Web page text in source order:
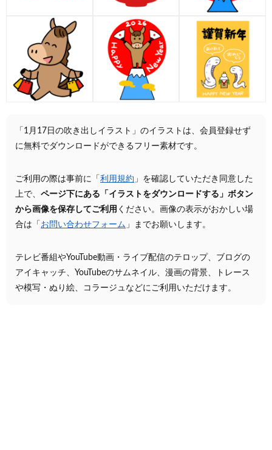
「1月17日の吹き出しイラスト」のイラストは、会員登録せず
に無料でダウンロードができるフリー素材です。
ご利用の際は事前に「 利用規約 」を確認していただき同意した
上で、 ページ下にある「イラストをダウンロードする」ボタン
から画像を保存してご利用 ください。画像の表示がおかしい場
合は「 お問い合わせフォーム 」までお願いします。
テレビ番組やYouTube動画・ライブ配信のテロップ、ブログの
アイキャッチ、YouTubeのサムネイル、漫画の背景、トレース
や模写・ぬり絵、コラージュなどにご利用いただけます。